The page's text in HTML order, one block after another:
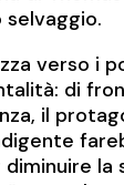
verso i
di
il
la